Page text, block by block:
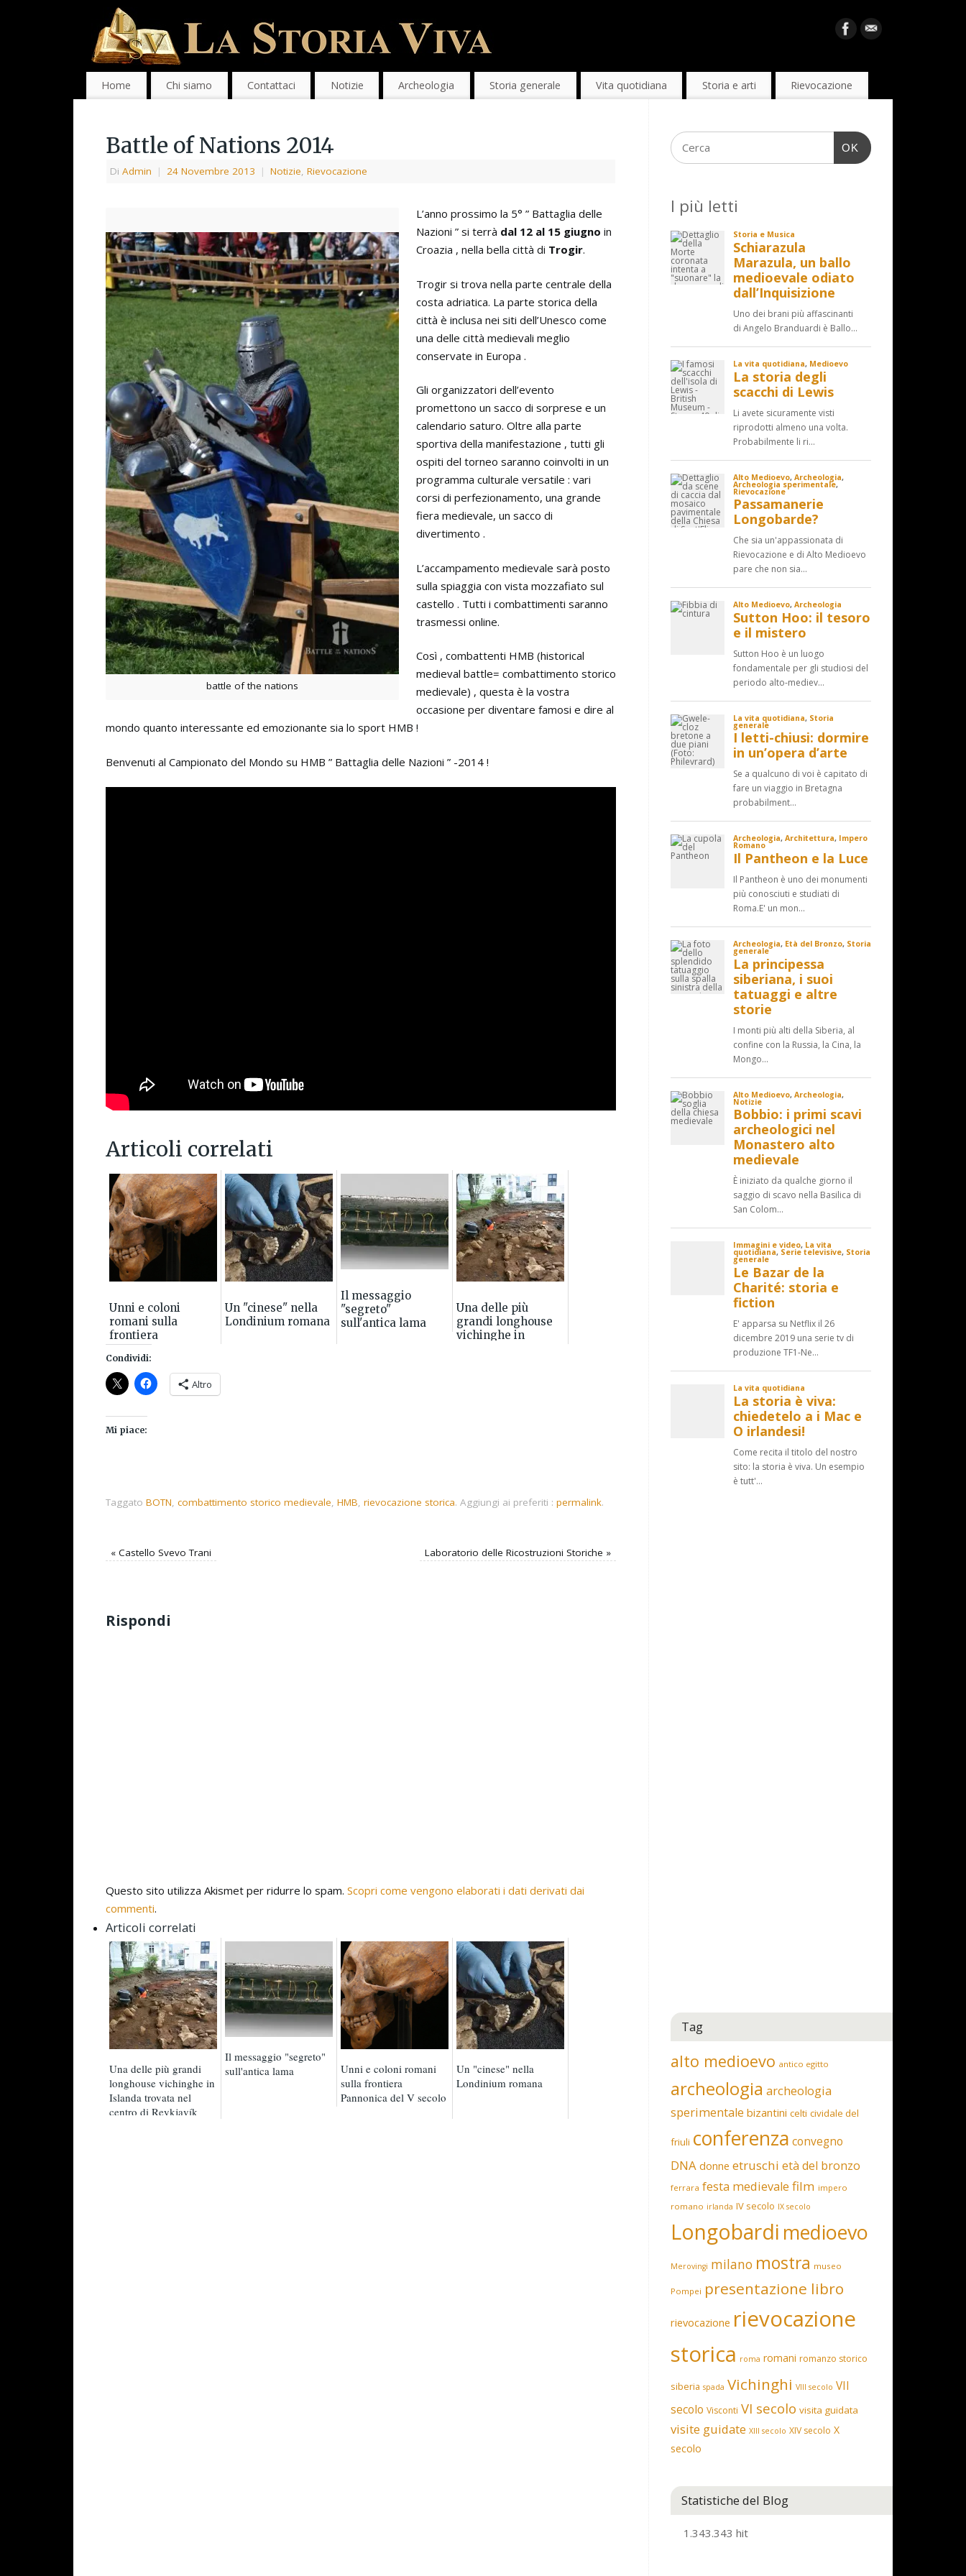
Home Chi siamo Contattaci Notizie Archeologia Storia generale Vita quotidiana Storia e arti Rievocazione
Battle of Nations 2014
Di Admin | 24 Novembre 2013 | Notizie, Rievocazione
battle of the nations
L’anno prossimo la 5° ” Battaglia delle
Nazioni ” si terrà dal 12 al 15 giugno in
Croazia , nella bella città di Trogir.
Trogir si trova nella parte centrale della
costa adriatica. La parte storica della
città è inclusa nei siti dell’Unesco come
una delle città medievali meglio
conservate in Europa .
Gli organizzatori dell’evento
promettono un sacco di sorprese e un
calendario saturo. Oltre alla parte
sportiva della manifestazione , tutti gli
ospiti del torneo saranno coinvolti in un
programma culturale versatile : vari
corsi di perfezionamento, una grande
fiera medievale, un sacco di
divertimento .
L’accampamento medievale sarà posto
sulla spiaggia con vista mozzafiato sul
castello . Tutti i combattimenti saranno
trasmessi online.
Così , combattenti HMB (historical
medieval battle= combattimento storico
medievale) , questa è la vostra
occasione per diventare famosi e dire al
mondo quanto interessante ed emozionante sia lo sport HMB !
Benvenuti al Campionato del Mondo su HMB ” Battaglia delle Nazioni ” -2014 !
Articoli correlati
Unni e coloni
romani sulla
frontiera
Pannonica del V
secolo
Un "cinese" nella
Londinium romana
Il messaggio
"segreto"
sull'antica lama
Una delle più
grandi longhouse
vichinghe in
Condividi:
Altro
Mi piace:
Taggato BOTN, combattimento storico medievale, HMB, rievocazione storica. Aggiungi ai preferiti : permalink.
« Castello Svevo Trani Laboratorio delle Ricostruzioni Storiche »
Rispondi
Questo sito utilizza Akismet per ridurre lo spam. Scopri come vengono elaborati i dati derivati dai
commenti.
Articoli correlati
Una delle più grandi
longhouse vichinghe in
Islanda trovata nel
centro di Reykjavík
Il messaggio "segreto"
sull'antica lama
Unni e coloni romani
sulla frontiera
Pannonica del V secolo
Un "cinese" nella
Londinium romana
OK
I più letti
Tag
alto medioevo antico egitto
archeologia archeologia
sperimentale bizantini celti cividale del
friuli conferenza convegno
DNA donne etruschi età del bronzo
ferrara festa medievale film impero
romano irlanda IV secolo IX secolo
Longobardi medioevo
Merovingi milano mostra museo
Pompei presentazione libro
rievocazione rievocazione
storica roma romani romanzo storico
siberia spada Vichinghi VIII secolo VII
secolo Visconti VI secolo visita guidata
visite guidate XIII secolo XIV secolo X
secolo
Statistiche del Blog
1.343.343 hit